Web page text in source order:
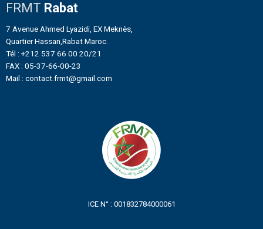
FRMT Rabat
7 Avenue Ahmed Lyazidi, EX Meknès,
Quartier Hassan,Rabat Maroc.
Tél : +212 537 66 00 20/21
FAX : 05-37-66-00-23
Mail : contact.frmt@gmail.com
ICE N° : 001832784000061